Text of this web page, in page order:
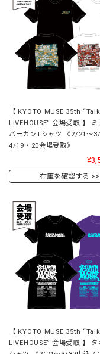
【 KYOTO MUSE 35th
LIVEHOUSE” 会場受取 】 ミ
バーカンTシャツ 《2/21～
4/19・20会場受取》
在庫を確認する
【 KYOTO MUSE 35th
LIVEHOUSE” 会場受取 】